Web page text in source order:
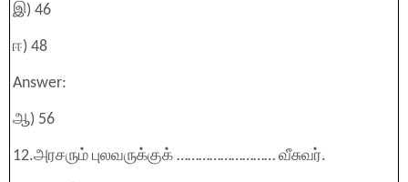
இ) 46
ஈ) 48
Answer:
ஆ) 56
12.அரசரும் புலவருக்குக் ……………………… வீசுவர்.